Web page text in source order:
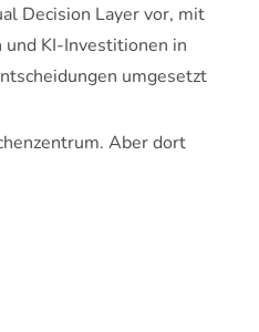
Decision Layer vor, mit
KI-Investitionen in
umgesetzt
Aber dort